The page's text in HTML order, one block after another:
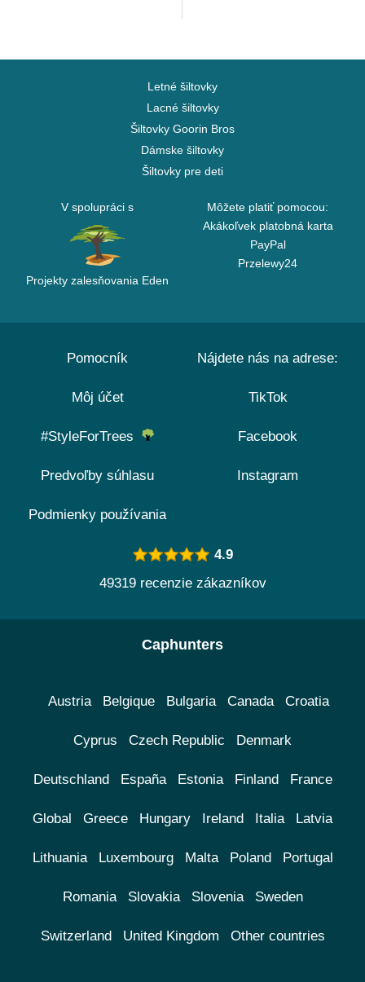
Letné šiltovky
Lacné šiltovky
Šiltovky Goorin Bros
Dámske šiltovky
Šiltovky pre deti
V spolupráci s
Projekty zalesňovania Eden
Môžete platiť pomocou:
Akákoľvek platobná karta
PayPal
Przelewy24
Pomocník
Môj účet
#StyleForTrees
Predvoľby súhlasu
Podmienky používania
Nájdete nás na adrese:
TikTok
Facebook
Instagram
4.9
49319 recenzie zákazníkov
Caphunters
Austria Belgique Bulgaria Canada Croatia
Cyprus Czech Republic Denmark
Deutschland España Estonia Finland France
Global Greece Hungary Ireland Italia Latvia
Lithuania Luxembourg Malta Poland Portugal
Romania Slovakia Slovenia Sweden
Switzerland United Kingdom Other countries